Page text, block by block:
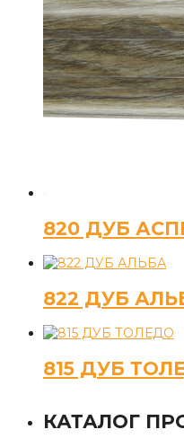
820 ДУБ
822 ДУБ
815 ДУБ
КАТАЛОГ